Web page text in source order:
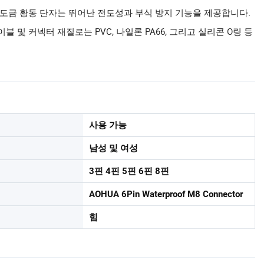
금 황동 단자는 뛰어난 전도성과 부식 방지 기능을 제공합니다.
블 및 커넥터 재질로는 PVC, 나일론 PA66, 그리고 실리콘 O링 등
사용 가능
남성 및 여성
3핀 4핀 5핀 6핀 8핀
AOHUA 6Pin Waterproof M8 Connector
힘